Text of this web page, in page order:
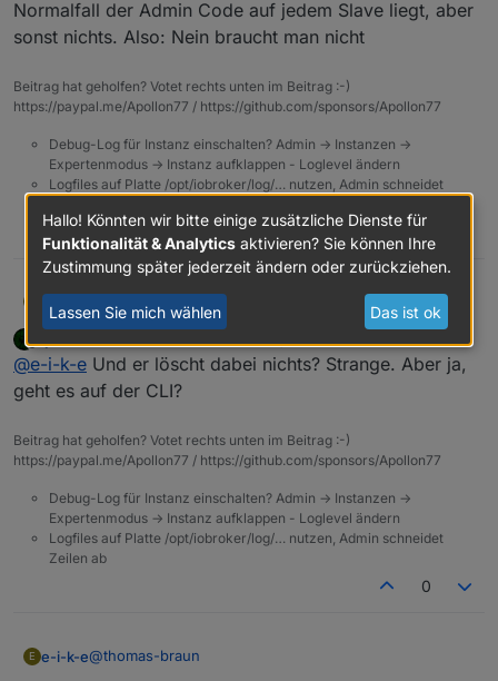
Normalfall der Admin Code auf jedem Slave liegt, aber
sonst nichts. Also: Nein braucht man nicht
Beitrag hat geholfen? Votet rechts unten im Beitrag :-)
https://paypal.me/Apollon77 / https://github.com/sponsors/Apollon77
Debug-Log für Instanz einschalten? Admin -> Instanzen ->
Expertenmodus -> Instanz aufklappen - Loglevel ändern
Logfiles auf Platte /opt/iobroker/log/… nutzen, Admin schneidet
0
e-i-k-e
Dauerschleife:
Offline zuletzt editiert von
@e-i-k-e Und er löscht dabei nichts? Strange. Aber ja,
geht es auf der CLI?
Beitrag hat geholfen? Votet rechts unten im Beitrag :-)
https://paypal.me/Apollon77 / https://github.com/sponsors/Apollon77
Debug-Log für Instanz einschalten? Admin -> Instanzen ->
Expertenmodus -> Instanz aufklappen - Loglevel ändern
Logfiles auf Platte /opt/iobroker/log/… nutzen, Admin schneidet
Zeilen ab
0
E e-i-k-e@thomas-braun
Hallo! Könnten wir bitte einige zusätzliche Dienste für
Funktionalität & Analytics aktivieren? Sie können Ihre
Zustimmung später jederzeit ändern oder zurückziehen.
Lassen Sie mich wählen Das ist ok